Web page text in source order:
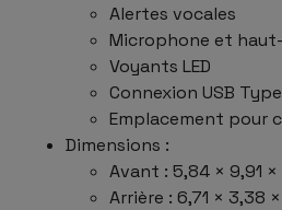
Alertes vocales
Microphone et
Voyants LED
Connexion USB
Emplacement pour
Dimensions :
Avant : 5,84 × 9,91
Arrière : 6,71 × 3,38